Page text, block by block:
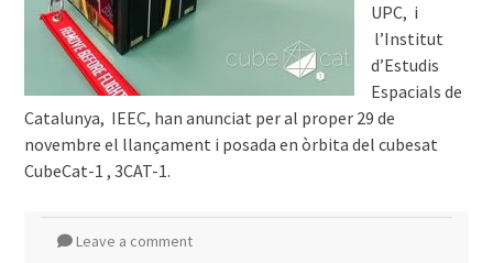
UPC, i
l’Institut
d’Estudis
Espacials de
Catalunya, IEEC, han anunciat per al proper 29 de
novembre el llançament i posada en òrbita del cubesat
CubeCat-1 , 3CAT-1.
Leave a comment